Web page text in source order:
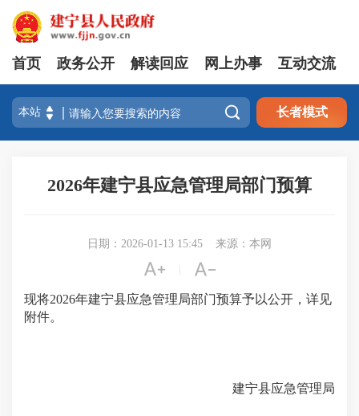
首页 政务公开 解读回应 网上办事 互动交流
 长者模式
2026年建宁县应急管理局部门预算
日期：2026-01-13 15:45 来源：本网
 
现将2026年建宁县应急管理局部门预算予以公开，详见
附件。
建宁县应急管理局